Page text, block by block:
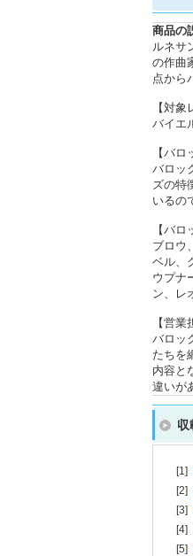
商品の
ルネサ
の作曲
点から
【対象
バイエ
【バロ
バロッ
ズの特
いるの
【バ
ブロウ
ベル、
ウプナ
ン、レ
【営業
バロッ
たちを
内容と
違いが
収
[1]
[2]
[3]
[4]
[5]